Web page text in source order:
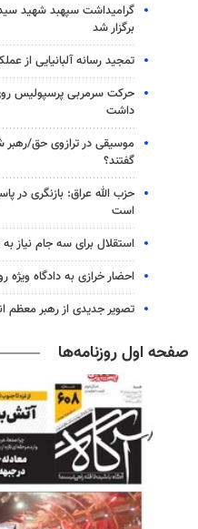
گرامیداشت سپهبد شهید
برگزار شد
تمجید رسانه آلبانیایی از
حرکت سرمربی پرسپولیس روی
داشت
موسیقی در ترازوی حق/رهبر
گفتند؟
حزب الله عراق: بازنگری در
است
استقلال برای سه جام نیاز
احضار خرازی به دادگاه ویژه
تصویر جدیدی از رهبر معظم
صفحه اول روزنامه‌ها